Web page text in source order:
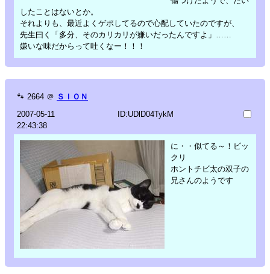
したことはないとか。
それよりも、最近よくゲポしてるので心配していたのですが、
先生曰く「多分、そのカリカリが嫌いだったんですよ」……
嫌いな味だからって吐くなー！！！
🐾 2664 ＠ ＳＩＯＮ
2007-05-11
22:43:38
ID:UDlD04TykM
に・・似てる～！ビッ
クリ
ホントチビ太の双子の
兄さんのようです